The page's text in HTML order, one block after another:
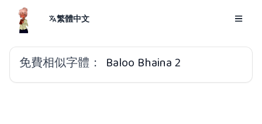
繁體中文
免費相似字體： Baloo Bhaina 2